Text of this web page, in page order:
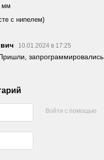
мм
с нипелем)
10.01.2024 в 17:25
запрограммировались
Войти с помощью